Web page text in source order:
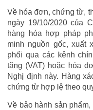
Về hóa đơn, chứng từ,
ngày 19/10/2020 của
hàng hóa hợp pháp
minh nguồn gốc, xuất
phối qua các kênh
tăng (VAT) hoặc hóa
Nghị định này. Hàng
chứng từ hợp lệ theo
Về bảo hành sản